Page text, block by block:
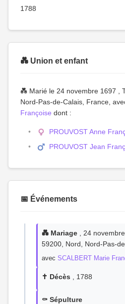
1788
💑 Union et enfant
💑 Marié le 24 novembre 1697 ,
Nord-Pas-de-Calais, France,
Françoise dont :
PROUVOST Anne
PROUVOST Jean
📅 Événements
💑 Mariage , 24
59200, Nord, Nord-Pas-
avec SCALBERT Marie
✝️ Décès , 1788
⚰️ Sépulture